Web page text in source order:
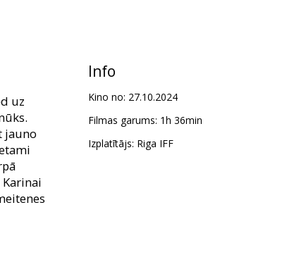
uz
jauno
Info
Kino no: 27.10.2024
Filmas garums: 1h 36min
Izplatītājs: Riga IFF